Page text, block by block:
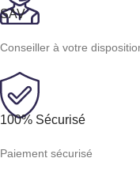
SAV
Conseiller à votre
100% Sécurisé
Paiement sécurisé